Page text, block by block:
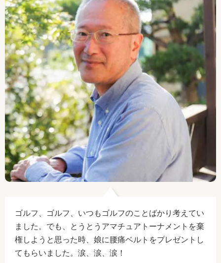
ゴルフ、ゴルフ、いつもゴルフのことばかり考えてい
ました。でも、とうとうアマチュアトーナメントを棄
権しようと思った時、娘に腰痛ベルトをプレゼントし
てもらいました。涙、涙、涙！